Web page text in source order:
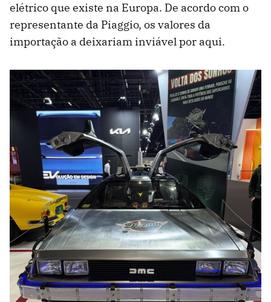
elétrico que existe na Europa. De acordo com o
representante da Piaggio, os valores da
importação a deixariam inviável por aqui.